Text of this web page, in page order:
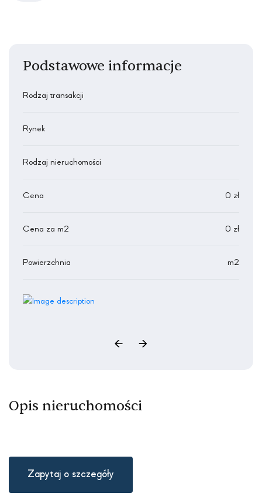
Podstawowe informacje
Rodzaj transakcji
Rynek
Rodzaj nieruchomości
Cena 0 zł
Cena za m2 0 zł
Powierzchnia m2
Opis nieruchomości
Zapytaj o szczegóły